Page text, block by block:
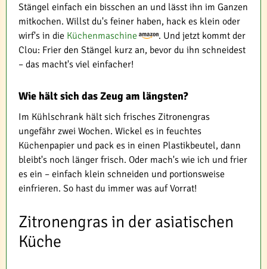
Stängel einfach ein bisschen an und lässt ihn im Ganzen
mitkochen. Willst du's feiner haben, hack es klein oder
wirf's in die Küchenmaschine
. Und jetzt kommt der
Clou: Frier den Stängel kurz an, bevor du ihn schneidest
– das macht's viel einfacher!
Wie hält sich das Zeug am längsten?
Im Kühlschrank hält sich frisches Zitronengras
ungefähr zwei Wochen. Wickel es in feuchtes
Küchenpapier und pack es in einen Plastikbeutel, dann
bleibt's noch länger frisch. Oder mach's wie ich und frier
es ein – einfach klein schneiden und portionsweise
einfrieren. So hast du immer was auf Vorrat!
Zitronengras in der asiatischen
Küche